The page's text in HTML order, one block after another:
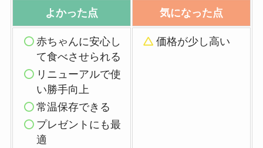
よかった点 気になった点
赤ちゃんに安心し
て食べさせられる
リニューアルで使
い勝手向上
常温保存できる
プレゼントにも最
適
価格が少し高い